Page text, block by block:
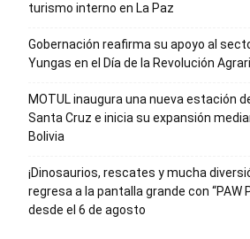
turismo interno en La Paz
Gobernación reafirma su apoyo al
Yungas en el Día de la Revolución
MOTUL inaugura una nueva estación
Santa Cruz e inicia su expansión
Bolivia
¡Dinosaurios, rescates y mucha
regresa a la pantalla grande con “PAW
desde el 6 de agosto